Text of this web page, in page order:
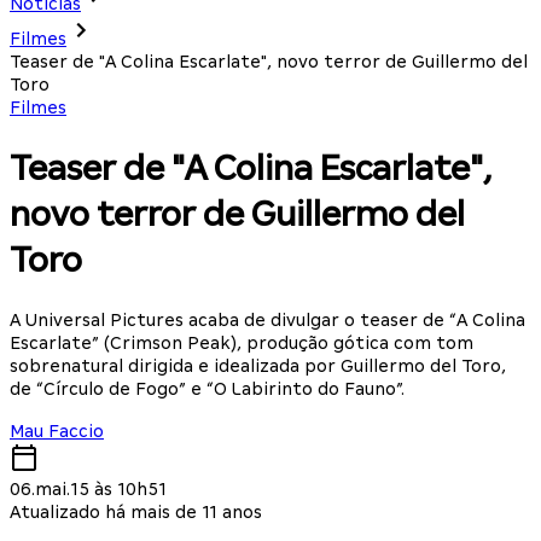
Filmes
Teaser de "A Colina Escarlate", novo terror de Guillermo del
Toro
Filmes
Teaser de "A Colina Escarlate",
novo terror de Guillermo del
Toro
A Universal Pictures acaba de divulgar o teaser de “A Colina
Escarlate” (Crimson Peak), produção gótica com tom
sobrenatural dirigida e idealizada por Guillermo del Toro,
de “Círculo de Fogo” e “O Labirinto do Fauno”.
Mau Faccio
06.mai.15 às 10h51
Atualizado há mais de 11 anos